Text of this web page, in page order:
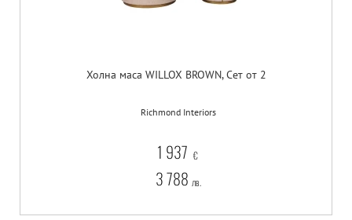
Холна маса WILLOX BROWN, Сет от 2
Richmond Interiors
1 937 €
3 788 лв.